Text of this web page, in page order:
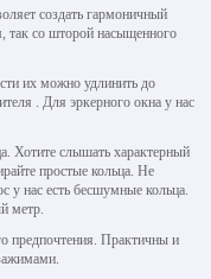
создать гармоничный
так со шторой насыщенного
их можно удлинить до
. Для эркерного окна у нас
Хотите слышать характерный
простые кольца. Не
у нас есть бесшумные кольца.
метр.
предпочтения. Практичны и